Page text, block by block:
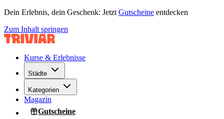
Dein Erlebnis, dein Geschenk: Jetzt Gutscheine entdecken
Zum Inhalt springen
Kurse & Erlebnisse
Städte
Kategorien
Magazin
Gutscheine